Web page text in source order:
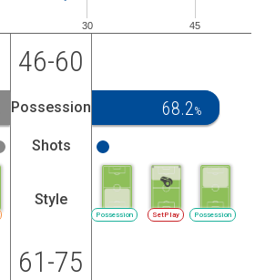
30 45
46-60
Possession 68.2%
Shots
Style
Possession SetPlay Possession
61-75